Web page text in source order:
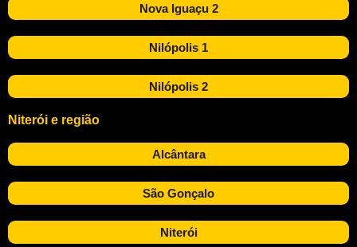
Nova Iguaçu 2
Nilópolis 1
Nilópolis 2
Niterói e região
Alcântara
São Gonçalo
Niterói